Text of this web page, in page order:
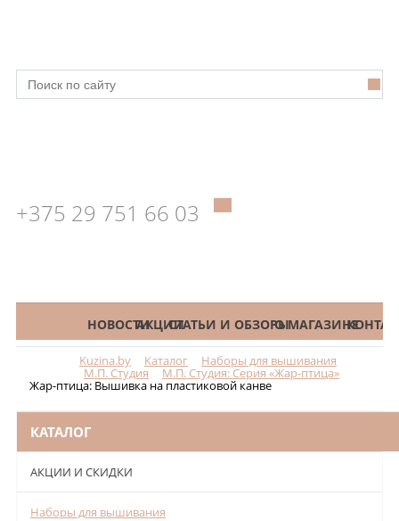
+375 29 751 66 03
КАТАЛОГНОВОСТИАКЦИИСТАТЬИ И ОБЗОРЫО МАГАЗИНЕ
Kuzina.by Каталог Наборы для вышивания
М.П. Студия М.П. Студия: Серия «Жар-птица»
Жар-птица: Вышивка на пластиковой канве
КАТАЛОГ
АКЦИИ И СКИДКИ
Наборы для вышивания